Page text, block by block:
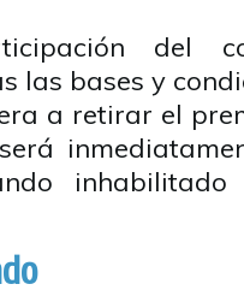
del
las bases y
a retirar el